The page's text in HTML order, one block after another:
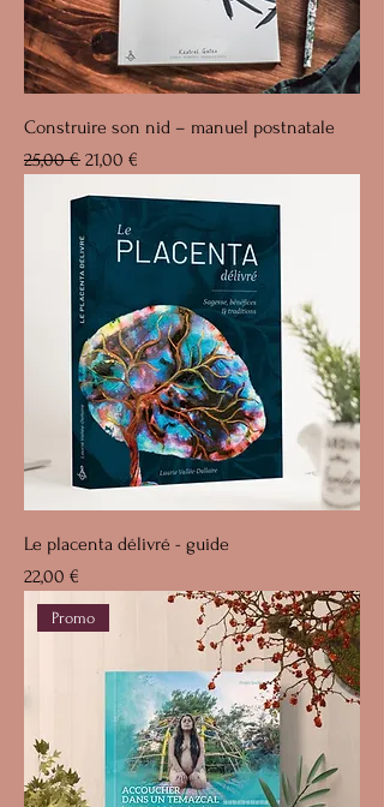
Construire son nid – manuel postnatale
Prix original
25,00 € Prix promotionnel
21,00 €
Le placenta délivré - guide
Prix
22,00 €
Promo